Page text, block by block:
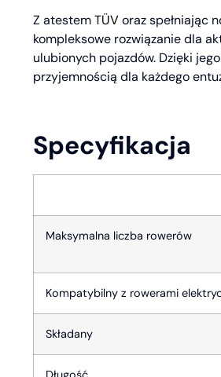
Z atestemTÜVoraz spełniając
kompleksowe rozwiązanie dla
ulubionych pojazdów. Dzięki
przyjemnością dla każdego
Specyfikacja
Maksymalna liczba rowerów
Kompatybilny z rowerami
Składany